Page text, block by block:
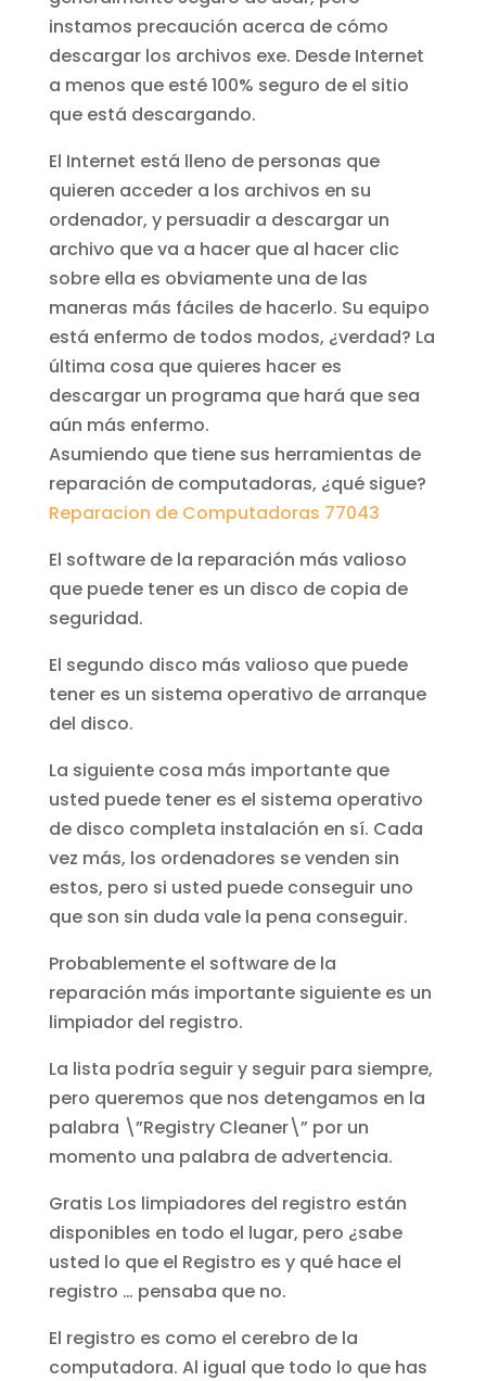
instamos precaución acerca de cómo
descargar los archivos exe. Desde Internet
a menos que esté 100% seguro de el sitio
que está descargando.
El Internet está lleno de personas que
quieren acceder a los archivos en su
ordenador, y persuadir a descargar un
archivo que va a hacer que al hacer clic
sobre ella es obviamente una de las
maneras más fáciles de hacerlo. Su equipo
está enfermo de todos modos, ¿verdad? La
última cosa que quieres hacer es
descargar un programa que hará que sea
aún más enfermo.
Asumiendo que tiene sus herramientas de
reparación de computadoras, ¿qué sigue?
Reparacion de Computadoras 77043
El software de la reparación más valioso
que puede tener es un disco de copia de
seguridad.
El segundo disco más valioso que puede
tener es un sistema operativo de arranque
del disco.
La siguiente cosa más importante que
usted puede tener es el sistema operativo
de disco completa instalación en sí. Cada
vez más, los ordenadores se venden sin
estos, pero si usted puede conseguir uno
que son sin duda vale la pena conseguir.
Probablemente el software de la
reparación más importante siguiente es un
limpiador del registro.
La lista podría seguir y seguir para siempre,
pero queremos que nos detengamos en la
palabra \”Registry Cleaner\” por un
momento una palabra de advertencia.
Gratis Los limpiadores del registro están
disponibles en todo el lugar, pero ¿sabe
usted lo que el Registro es y qué hace el
registro … pensaba que no.
El registro es como el cerebro de la
computadora. Al igual que todo lo que has